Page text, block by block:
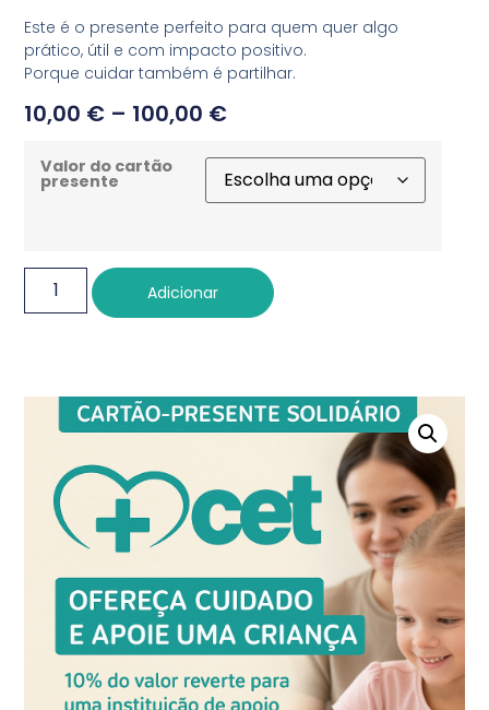
Este é o presente perfeito para quem quer algo
prático, útil e com impacto positivo.
Porque cuidar também é partilhar.
10,00 € – 100,00 €
Valor do cartão
presente
Adicionar